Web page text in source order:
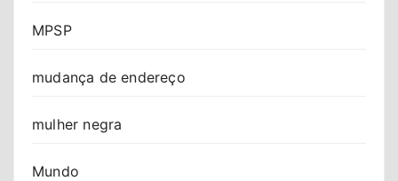
MPSP
mudança de endereço
mulher negra
Mundo